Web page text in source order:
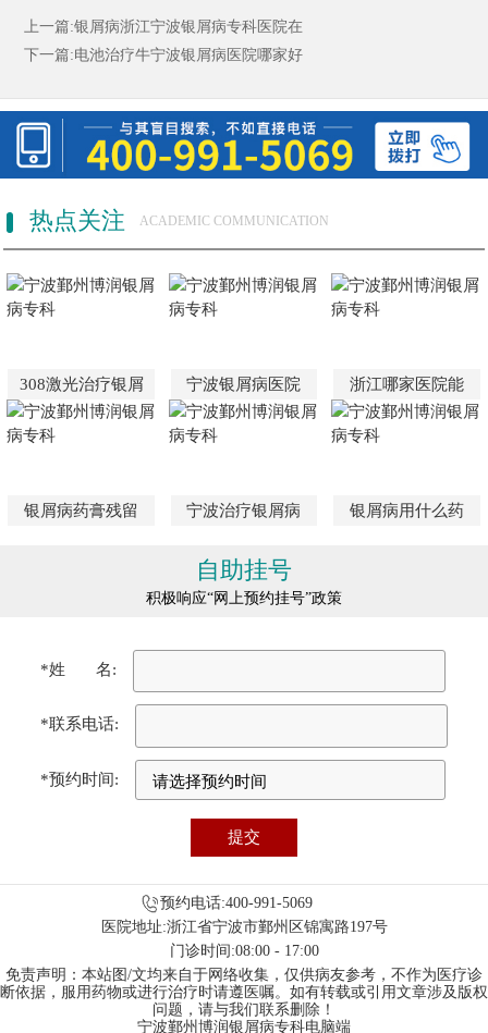
上一篇:银屑病浙江宁波银屑病专科医院在
下一篇:电池治疗牛宁波银屑病医院哪家好
热点关注 ACADEMIC COMMUNICATION
308激光治疗银屑 宁波银屑病医院 浙江哪家医院能
银屑病药膏残留 宁波治疗银屑病 银屑病用什么药
自助挂号
积极响应“网上预约挂号”政策
*姓 名:
*联系电话:
*预约时间:
预约电话:400-991-5069
医院地址:浙江省宁波市鄞州区锦寓路197号
门诊时间:08:00 - 17:00
免责声明：本站图/文均来自于网络收集，仅供病友参考，不作为医疗诊
断依据，服用药物或进行治疗时请遵医嘱。如有转载或引用文章涉及版权
问题，请与我们联系删除！
宁波鄞州博润银屑病专科电脑端